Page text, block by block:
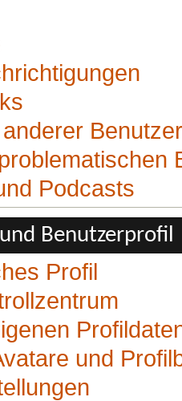
Benutzer
Podcasts
Benutzerprofil
Profil
und